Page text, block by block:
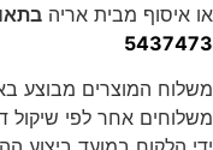
או איסוף מבית אריה
5437473
משלוח המוצרים מבוצע
משלוחים אחר לפי